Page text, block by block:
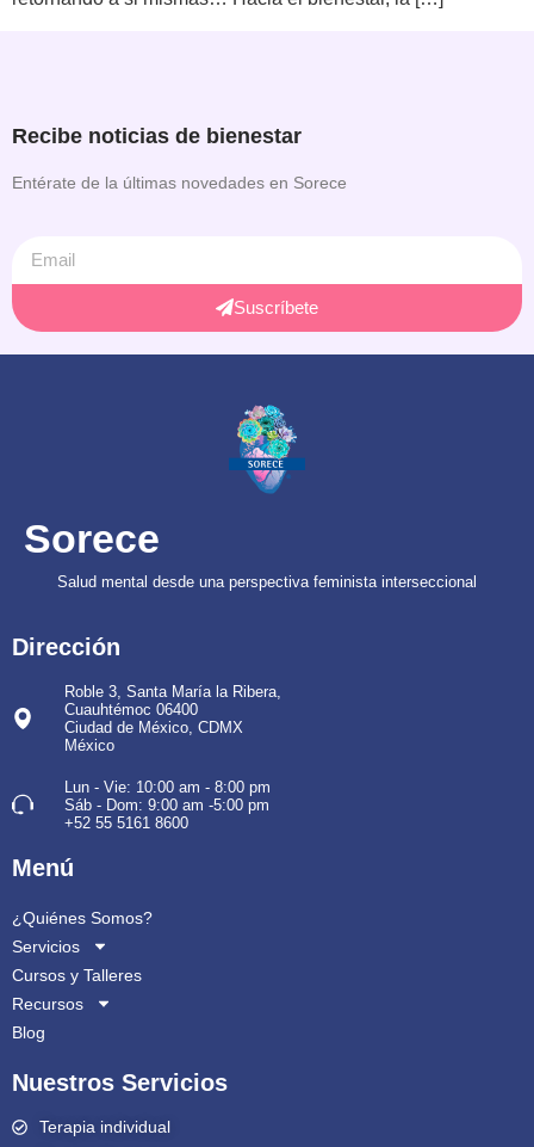
Recibe noticias de bienestar
Entérate de la últimas novedades en Sorece
Suscríbete
Sorece
Salud mental desde una perspectiva feminista interseccional
Dirección
Roble 3, Santa María la Ribera,
Cuauhtémoc 06400
Ciudad de México, CDMX
México
Lun - Vie: 10:00 am - 8:00 pm
Sáb - Dom: 9:00 am -5:00 pm
+52 55 5161 8600
Menú
¿Quiénes Somos?
Servicios
Cursos y Talleres
Recursos
Blog
Nuestros Servicios
Terapia individual